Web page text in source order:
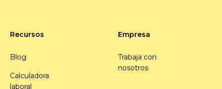
Recursos
Blog
Calculadora
laboral
Empresa
Trabaja con
nosotros